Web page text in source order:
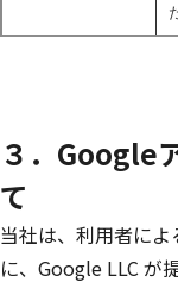
３．Google
て
当社は、利用者に
に、Google LLC が